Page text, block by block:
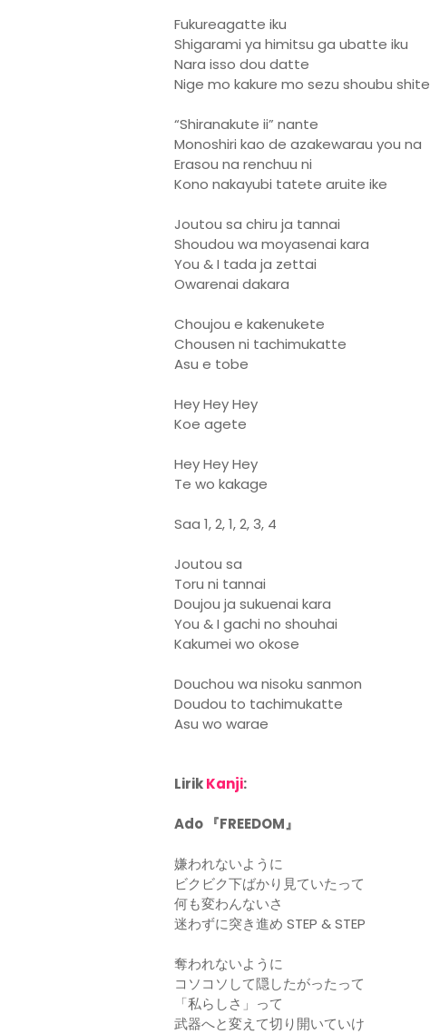
Fukureagatte iku
Shigarami ya himitsu ga ubatte iku
Nara isso dou datte
Nige mo kakure mo sezu shoubu shite
“Shiranakute ii” nante
Monoshiri kao de azakewarau you na
Erasou na renchuu ni
Kono nakayubi tatete aruite ike
Joutou sa chiru ja tannai
Shoudou wa moyasenai kara
You & I tada ja zettai
Owarenai dakara
Choujou e kakenukete
Chousen ni tachimukatte
Asu e tobe
Hey Hey Hey
Koe agete
Hey Hey Hey
Te wo kakage
Saa 1, 2, 1, 2, 3, 4
Joutou sa
Toru ni tannai
Doujou ja sukuenai kara
You & I gachi no shouhai
Kakumei wo okose
Douchou wa nisoku sanmon
Doudou to tachimukatte
Asu wo warae
LirikKanji:
Ado 『FREEDOM』
嫌われないように
ビクビク下ばかり見ていたって
何も変わんないさ
迷わずに突き進め STEP & STEP
奪われないように
コソコソして隠したがったって
「私らしさ」って
武器へと変えて切り開いていけ